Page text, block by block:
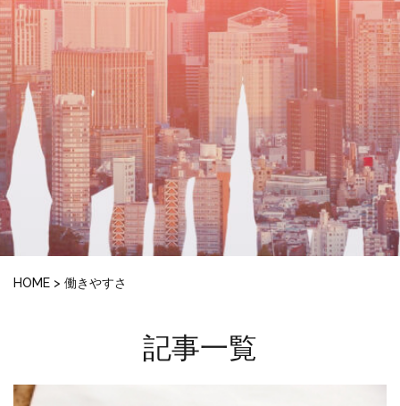
HOME > 働きやすさ
記事一覧